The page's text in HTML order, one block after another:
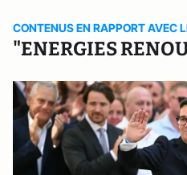
CONTENUS EN RAPPORT AVEC
"ENERGIES